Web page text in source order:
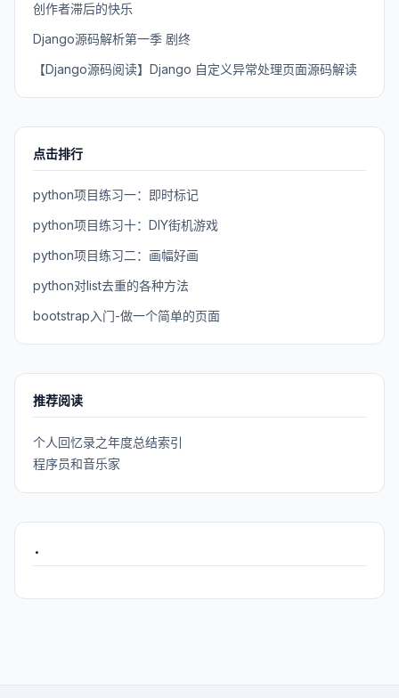
创作者滞后的快乐
Django源码解析第一季 剧终
【Django源码阅读】Django 自定义异常处理页面源码解读
点击排行
python项目练习一：即时标记
python项目练习十：DIY街机游戏
python项目练习二：画幅好画
python对list去重的各种方法
bootstrap入门-做一个简单的页面
推荐阅读
个人回忆录之年度总结索引
程序员和音乐家
.